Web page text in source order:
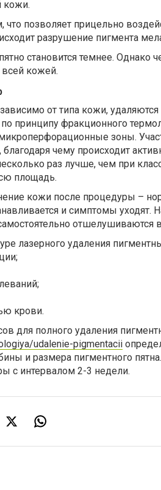
кожи.
позволяет прицельно
разрушение пигмента
становится темнее. Однако
всей кожей.
от типа кожи,
принципу фракционного
зоны.
чему происходит
раз лучше, чем при
площадь.
кожи после процедуры –
и симптомы уходят.
отшелушиваются
лазерного удаления
крови.
для полного удаления
udalenie-pigmentacii
и размера пигментного
с интервалом 2-3 недели.